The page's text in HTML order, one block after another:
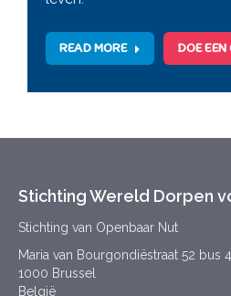
READ MORE DOE EEN
Stichting Wereld Dorpen
Stichting van Openbaar Nut
Maria van Bourgondiëstraat 52 bus 4
1000 Brussel
België